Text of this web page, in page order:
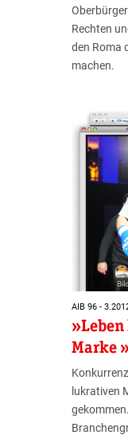
Rechten
den Roma
machen.
AIB 96 -
Marke
lukrativen